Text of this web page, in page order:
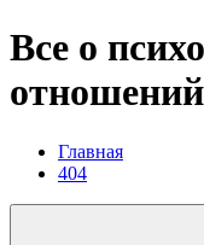
Все о
отношений
Главная
404